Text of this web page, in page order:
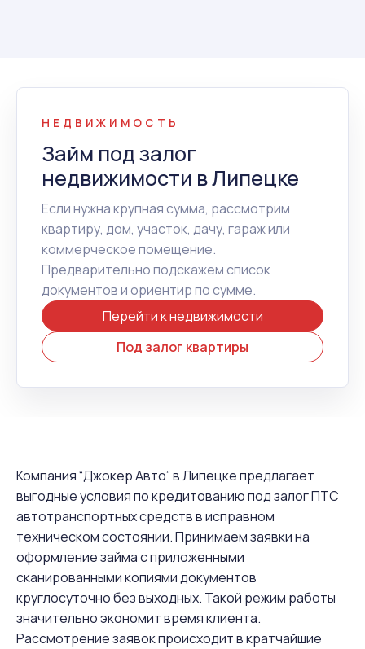
НЕДВИЖИМОСТЬ
Займ под залог
недвижимости в Липецке
Если нужна крупная сумма, рассмотрим
квартиру, дом, участок, дачу, гараж или
коммерческое помещение.
Предварительно подскажем список
документов и ориентир по сумме.
Перейти к недвижимости
Под залог квартиры
Компания “Джокер Авто” в Липецке предлагает
выгодные условия по кредитованию под залог ПТС
автотранспортных средств в исправном
техническом состоянии. Принимаем заявки на
оформление займа с приложенными
сканированными копиями документов
круглосуточно без выходных. Такой режим работы
значительно экономит время клиента.
Рассмотрение заявок происходит в кратчайшие